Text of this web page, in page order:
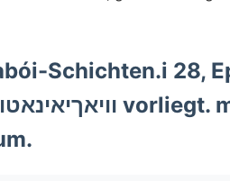
Schichten.i 28,